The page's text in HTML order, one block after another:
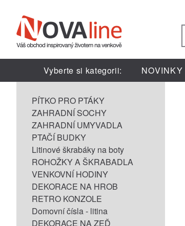
Vyberte si kategorii: NOVINKY
PÍTKO PRO PTÁKY
ZAHRADNÍ SOCHY
ZAHRADNÍ UMYVADLA
PTAČÍ BUDKY
Litinové škrabáky na boty
ROHOŽKY A ŠKRABADLA
VENKOVNÍ HODINY
DEKORACE NA HROB
RETRO KONZOLE
Domovní čísla - litina
DEKORACE NA ZEĎ